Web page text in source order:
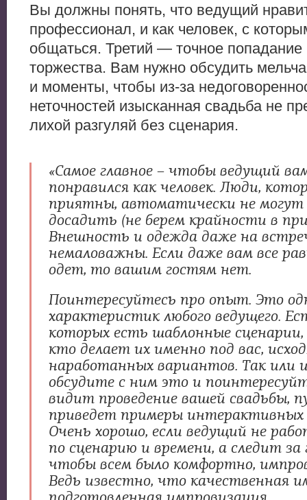
Вы должны понять, что ведущий
профессионал, и как человек, с
общаться. Третий — точное попадание
торжества. Вам нужно обсудить
и моменты, чтобы из-за
неточностей изысканная свадьба не
лихой разгуляй без сценария.
«Самое главное – чтобы ведущий
понравился как человек. Люди,
приятны, автоматически не могут
досадить (не берем крайности в
Внешность и одежда даже на
немаловажны. Если даже вам все
одет, то вашим гостям нет.
Поинтересуйтесь про опыт. Это
характеристик любого ведущего.
которых есть шаблонные
кто делает их именно под вас,
наработанных вариантов. Так или
обсудите с ним это и
видит проведение вашей свадьбы,
приведет примеры интерактивных
Очень хорошо, если ведущий не
по сценарию и времени, а следит за
чтобы всем было комфортно,
Ведь известно, что качественная